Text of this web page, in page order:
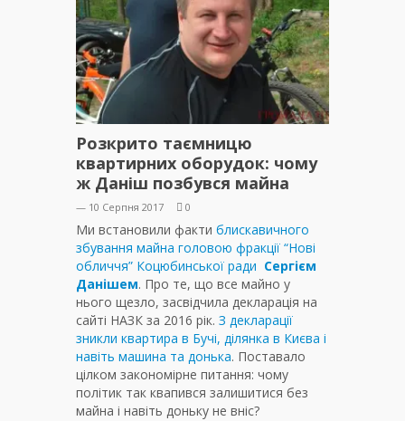
Розкрито таємницю
квартирних оборудок: чому
ж Даніш позбувся майна
— 10 Серпня 2017 0
Ми встановили факти блискавичного
збування майна головою фракції “Нові
обличчя” Коцюбинської ради Сергієм
Данішем. Про те, що все майно у
нього щезло, засвідчила декларація на
сайті НАЗК за 2016 рік. З декларації
зникли квартира в Бучі, ділянка в Києва і
навіть машина та донька. Поставало
цілком закономірне питання: чому
політик так квапився залишитися без
майна і навіть доньку не вніс?